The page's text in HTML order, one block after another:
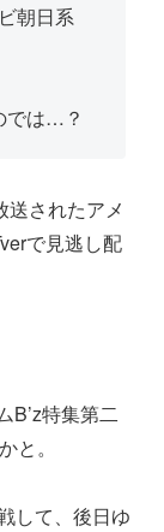
朝日系
では…？
送されたアメ
で見逃し配
B’z特集第二
と。
して、後日ゆ